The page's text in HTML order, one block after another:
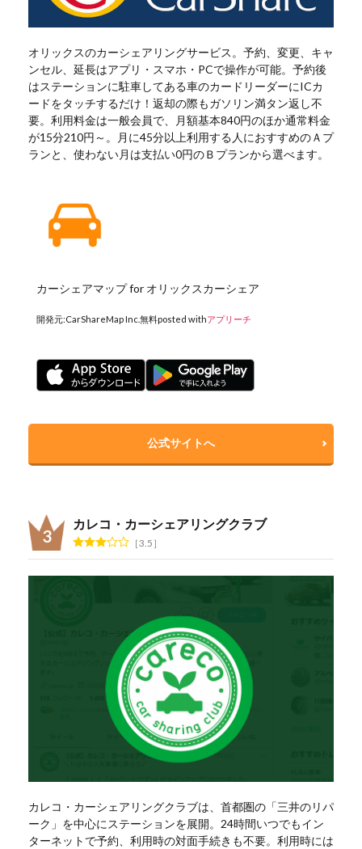
オリックスのカーシェアリングサービス。予約、変更、キャ
ンセル、延長はアプリ・スマホ・PCで操作が可能。予約後
はステーションに駐車してある車のカードリーダーにICカ
ードをタッチするだけ！返却の際もガソリン満タン返し不
要。利用料金は一般会員で、月額基本840円のほか通常料金
が15分210円～。月に45分以上利用する人におすすめのＡプ
ランと、使わない月は支払い0円のＢプランから選べます。
カーシェアマップ for オリックスカーシェア
開発元:CarShareMap Inc.無料posted withアプリーチ
公式サイトへ
カレコ・カーシェアリングクラブ
3.5
カレコ・カーシェアリングクラブは、首都圏の「三井のリパ
ーク」を中心にステーションを展開。24時間いつでもイン
ターネットで予約、利用時の対面手続きも不要。利用時には